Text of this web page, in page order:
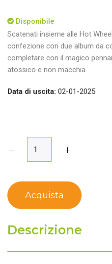
Disponibile
Scatenati insieme alle Hot
confezione con due album da
completare con il magico
atossico e non macchia.
Data di uscita: 02-01-2025
Descrizione